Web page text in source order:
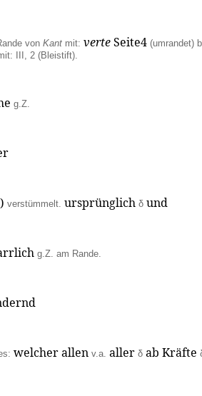
von Kant mit: verteSeite4 (umrandet)
III, 2 (Bleistift).
g.Z.
) verstümmelt. ursprünglich δ und
g.Z. am Rande.
welcher allen v.a. aller δ ab Kräfte